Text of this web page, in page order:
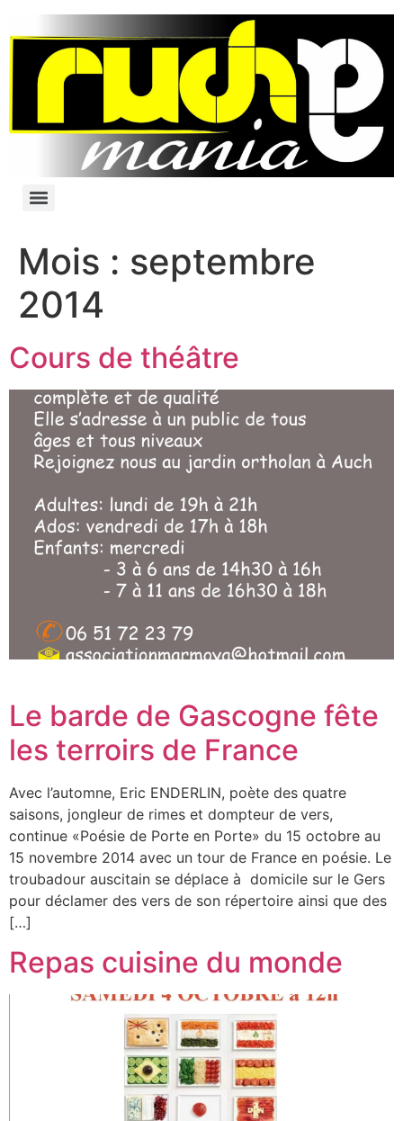
Mois : septembre
2014
Cours de théâtre
Le barde de Gascogne fête
les terroirs de France
Avec l’automne, Eric ENDERLIN, poète des quatre
saisons, jongleur de rimes et dompteur de vers,
continue «Poésie de Porte en Porte» du 15 octobre au
15 novembre 2014 avec un tour de France en poésie. Le
troubadour auscitain se déplace à domicile sur le Gers
pour déclamer des vers de son répertoire ainsi que des
[…]
Repas cuisine du monde